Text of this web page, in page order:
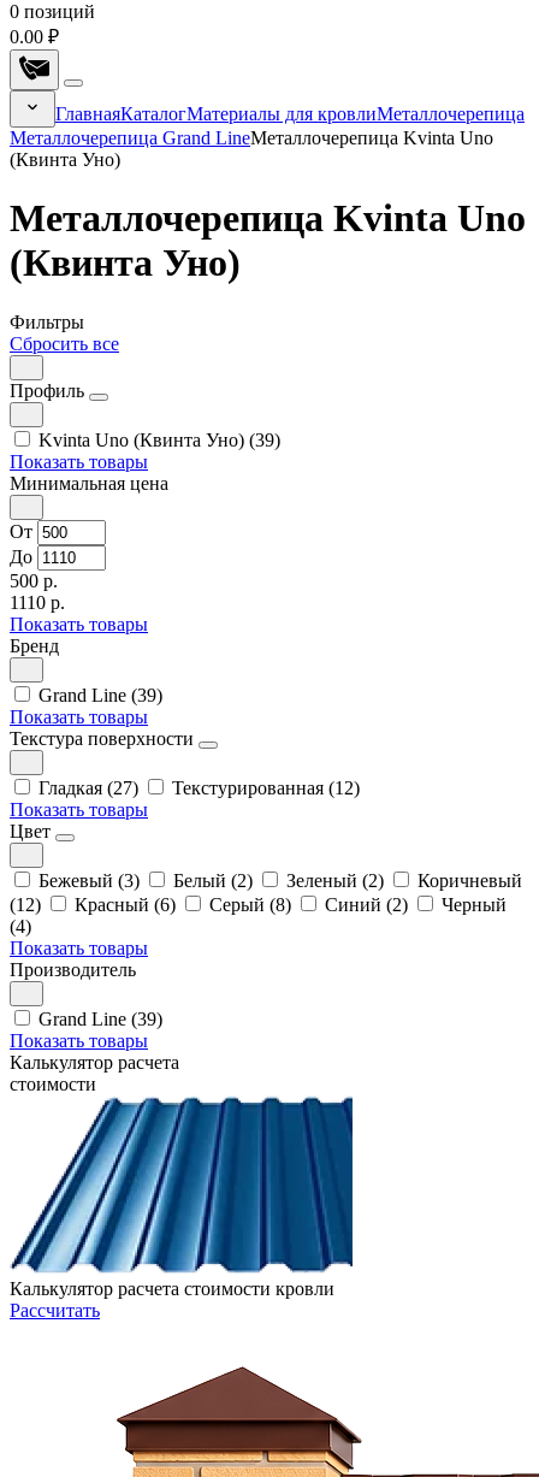
0 позиций
0.00 ₽
ГлавнаяКаталогМатериалы для кровлиМеталлочерепица
Металлочерепица Grand LineМеталлочерепица Kvinta Uno
(Квинта Уно)
Металлочерепица Kvinta Uno
(Квинта Уно)
Фильтры
Сбросить все
Профиль
Kvinta Uno (Квинта Уно) (39)
Показать товары
Минимальная цена
От
До
500 р.
1110 р.
Показать товары
Бренд
Grand Line (39)
Показать товары
Текстура поверхности
Гладкая (27)
Текстурированная (12)
Показать товары
Цвет
Бежевый (3) Белый (2) Зеленый (2)
Коричневый
(12)
Красный (6) Серый (8) Синий (2)
Черный
(4)
Показать товары
Производитель
Grand Line (39)
Показать товары
Калькулятор расчета
стоимости
Калькулятор расчета стоимости кровли
Рассчитать